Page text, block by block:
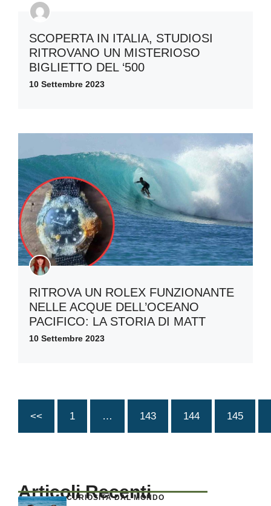
SCOPERTA IN ITALIA, STUDIOSI
RITROVANO UN MISTERIOSO
BIGLIETTO DEL ‘500
10 Settembre 2023
RITROVA UN ROLEX FUNZIONANTE
NELLE ACQUE DELL’OCEANO
PACIFICO: LA STORIA DI MATT
10 Settembre 2023
<< 1 … 143 144 145
Articoli Recenti
CURIOSITÀ DAL MONDO